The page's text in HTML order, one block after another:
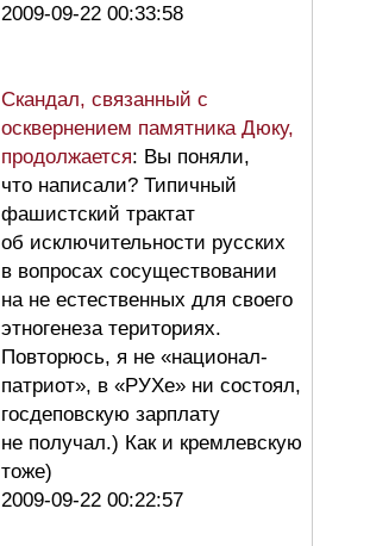
2009-09-22 00:33:58
Скандал, связанный с
осквернением памятника Дюку,
продолжается: Вы поняли,
что написали? Типичный
фашистский трактат
об исключительности русских
в вопросах сосуществовании
на не естественных для своего
этногенеза териториях.
Повторюсь, я не «национал-
патриот», в «РУХе» ни состоял,
госдеповскую зарплату
не получал.) Как и кремлевскую
тоже)
2009-09-22 00:22:57